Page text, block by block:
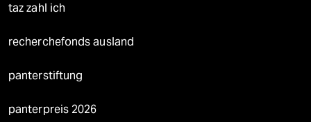
taz zahl ich
recherchefonds ausland
panterstiftung
panterpreis 2026